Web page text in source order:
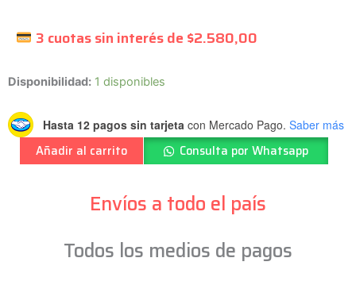
3 cuotas sin interés de $2.580,00
Disponibilidad: 1 disponibles
Hasta 12 pagos sin tarjeta con Mercado Pago. Saber más
STRADELLA
Microafinadores
-
Añadir al carrito Consulta por Whatsapp
Envíos a todo el país
Todos los medios de pagos